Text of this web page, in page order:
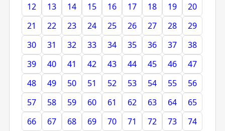
12
13 14 15 16 17 18 19
20
21
22 23 24 25 26 27 28
29
30
31 32 33 34 35 36 37
38
39
40 41 42 43 44 45 46
47
48
49 50 51 52 53 54 55
56
57
58 59 60 61 62 63 64
65
66
67 68 69 70 71 72 73
74